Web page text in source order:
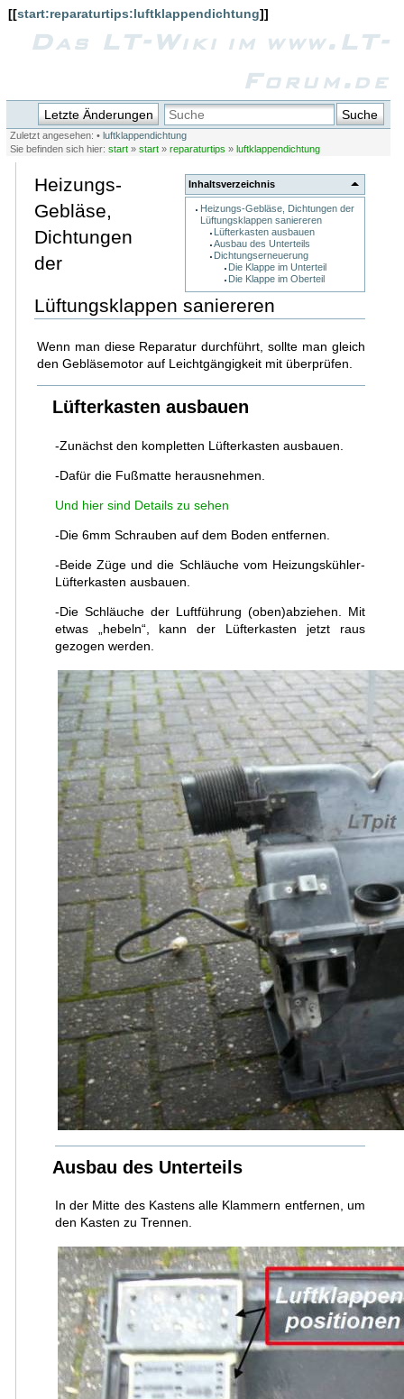
[[start:reparaturtips:luftklappendichtung]]
Das LT-Wiki im www.LT-
Forum.de
Letzte Änderungen Suche
Zuletzt angesehen: • luftklappendichtung
Sie befinden sich hier:start »start »reparaturtips »luftklappendichtung
Inhaltsverzeichnis
Heizungs-Gebläse, Dichtungen der
Lüftungsklappen saniereren
Lüfterkasten ausbauen
Ausbau des Unterteils
Dichtungserneuerung
Die Klappe im Unterteil
Die Klappe im Oberteil
Heizungs-
Gebläse,
Dichtungen
der
Lüftungsklappen saniereren
Wenn man diese Reparatur durchführt, sollte man gleich
den Gebläsemotor auf Leichtgängigkeit mit überprüfen.
Lüfterkasten ausbauen
-Zunächst den kompletten Lüfterkasten ausbauen.
-Dafür die Fußmatte herausnehmen.
Und hier sind Details zu sehen
-Die 6mm Schrauben auf dem Boden entfernen.
-Beide Züge und die Schläuche vom Heizungskühler-
Lüfterkasten ausbauen.
-Die Schläuche der Luftführung (oben)abziehen. Mit
etwas „hebeln“, kann der Lüfterkasten jetzt raus
gezogen werden.
Ausbau des Unterteils
In der Mitte des Kastens alle Klammern entfernen, um
den Kasten zu Trennen.